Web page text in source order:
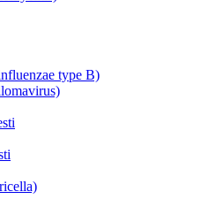
type B)